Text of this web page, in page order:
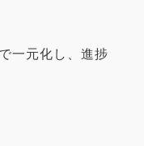
一元化し、進捗